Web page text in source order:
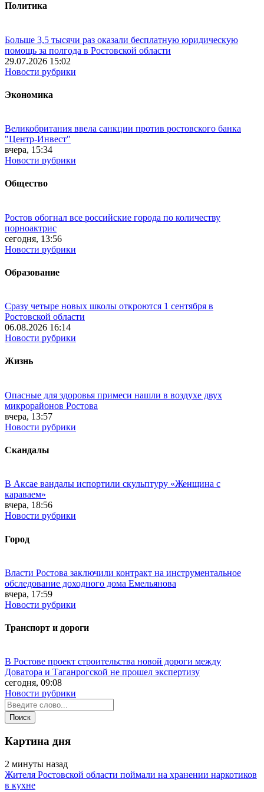
Политика
Больше 3,5 тысячи раз оказали бесплатную юридическую
помощь за полгода в Ростовской области
29.07.2026 15:02
Новости рубрики
Экономика
Великобритания ввела санкции против ростовского банка
"Центр-Инвест"
вчера, 15:34
Новости рубрики
Общество
Ростов обогнал все российские города по количеству
порноактрис
сегодня, 13:56
Новости рубрики
Образование
Сразу четыре новых школы откроются 1 сентября в
Ростовской области
06.08.2026 16:14
Новости рубрики
Жизнь
Опасные для здоровья примеси нашли в воздухе двух
микрорайонов Ростова
вчера, 13:57
Новости рубрики
Скандалы
В Аксае вандалы испортили скульптуру «Женщина с
караваем»
вчера, 18:56
Новости рубрики
Город
Власти Ростова заключили контракт на инструментальное
обследование доходного дома Емельянова
вчера, 17:59
Новости рубрики
Транспорт и дороги
В Ростове проект строительства новой дороги между
Доватора и Таганрогской не прошел экспертизу
сегодня, 09:08
Новости рубрики
Картина дня
2 минуты назад
Жителя Ростовской области поймали на хранении наркотиков
в кухне